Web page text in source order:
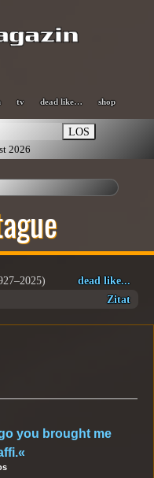
tv dead like… shop
LOS
2026
dead like...
Zitat
you brought me